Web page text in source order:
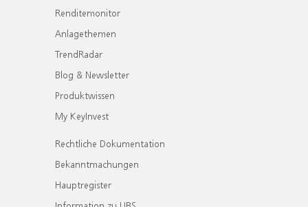
Renditemonitor
Anlagethemen
TrendRadar
Blog & Newsletter
Produktwissen
My KeyInvest
Rechtliche Dokumentation
Bekanntmachungen
Hauptregister